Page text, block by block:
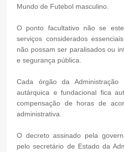
Mundo de Futebol masculino.
O ponto facultativo não se
serviços considerados
não possam ser paralisados ou
e segurança pública.
Cada órgão da Administração
autárquica e fundacional fica
compensação de horas de
administrativa.
O decreto assinado pela
pelo secretário de Estado da